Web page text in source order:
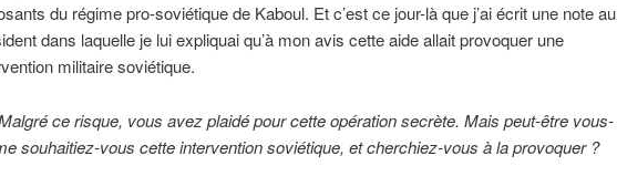
du régime pro-soviétique de Kaboul. Et c’est ce jour-là que j’ai écrit une note au
dans laquelle je lui expliquai qu’à mon avis cette aide allait provoquer une
militaire soviétique.
ce risque, vous avez plaidé pour cette opération secrète. Mais peut-être vous-
souhaitiez-vous cette intervention soviétique, et cherchiez-vous à la provoquer ?